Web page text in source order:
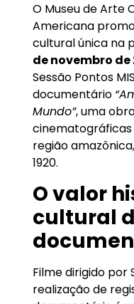
O Museu de Arte
Americana
cultural única na
de novembro de
Sessão Pontos
documentário
Mundo”, uma
cinematográficas
região
1920.
O valor
cultural
Filme dirigido por
realização de